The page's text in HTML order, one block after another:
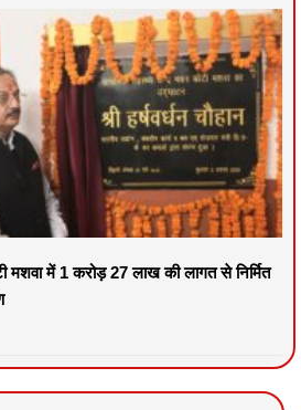
मशवा में 1 करोड़ 27 लाख की लागत से निर्मित